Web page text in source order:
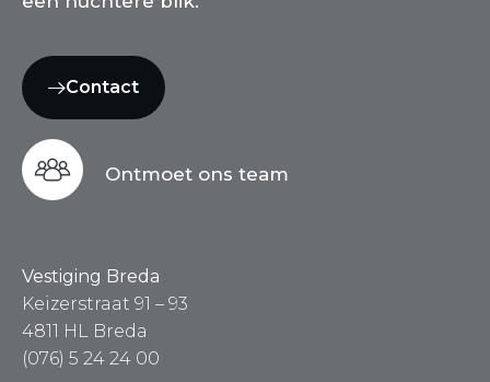
Contact
Ontmoet ons team
Vestiging Breda
Keizerstraat 91 – 93
4811 HL Breda
(076) 5 24 24 00